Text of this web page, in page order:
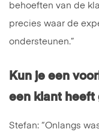
behoeften van de
precies waar de
ondersteunen.”
Kun je een
een klant heeft
Stefan: “Onlangs